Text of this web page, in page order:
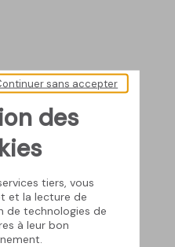
des
tiers, vous
et la lecture de
de technologies de
à leur bon
sans accepter